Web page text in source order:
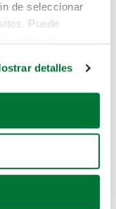
de seleccionar
Puede
geográfica
activamente
(huellas
detalles
estás